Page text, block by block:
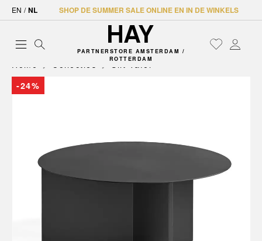
EN / NL SHOP DE SUMMER SALE ONLINE EN IN DE WINKELS
PARTNERSTORE AMSTERDAM /
ROTTERDAM
Home Collecties
Slit Tafel
-24%